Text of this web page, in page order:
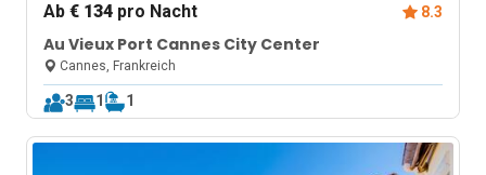
Ab€ 134 pro Nacht 8.3
Au Vieux Port Cannes City Center
Cannes, Frankreich
3 1 1